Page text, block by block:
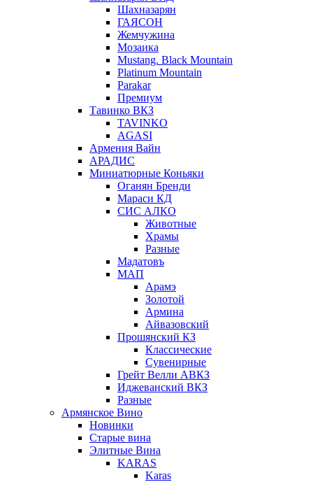
Шахназарян
ГАЯСОН
Жемчужина
Мозаика
Mustang. Black Mountain
Platinum Mountain
Parakar
Премиум
Тавинко ВКЗ
TAVINKO
AGASI
Армения Вайн
АРАДИС
Миниатюрные Коньяки
Оганян Бренди
Мараси КД
СИС АЛКО
Животные
Храмы
Разные
Мадатовъ
МАП
Арамэ
Золотой
Армина
Айвазовский
Прошянский КЗ
Классические
Сувенирные
Грейт Велли АВКЗ
Иджеванский ВКЗ
Разные
Армянское Вино
Новинки
Старые вина
Элитные Вина
KARAS
Karas